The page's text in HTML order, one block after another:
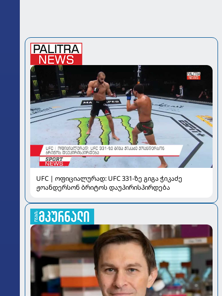
UFC | ოფიციალურად: UFC 331-ზე გიგა ჭიკაძე
ჟოანდერსონ ბრიტოს დაუპირისპირდება